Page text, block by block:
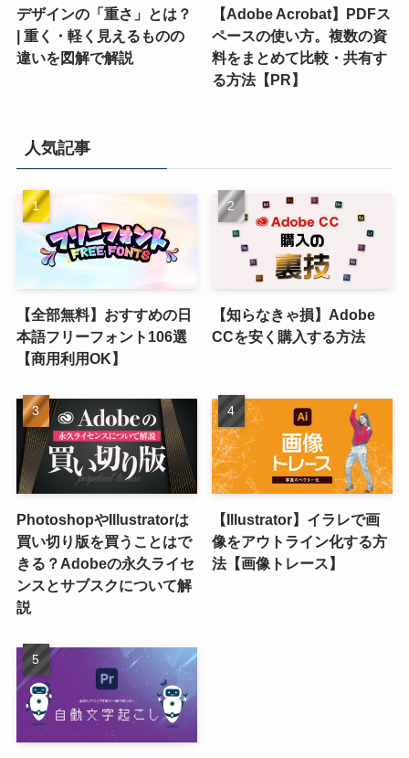
デザインの「重さ」とは？
| 重く・軽く見えるものの
違いを図解で解説
【Adobe Acrobat】PDFス
ペースの使い方。複数の資
料をまとめて比較・共有す
る方法【PR】
人気記事
【全部無料】おすすめの日
本語フリーフォント106選
【商用利用OK】
【知らなきゃ損】Adobe
CCを安く購入する方法
PhotoshopやIllustratorは
買い切り版を買うことはで
きる？Adobeの永久ライセ
ンスとサブスクについて解
説
【Illustrator】イラレで画
像をアウトライン化する方
法【画像トレース】